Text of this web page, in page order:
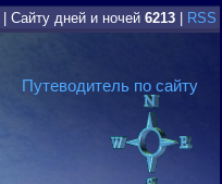
Сайту дней и ночей 6213 RSS
Путеводитель по сайту